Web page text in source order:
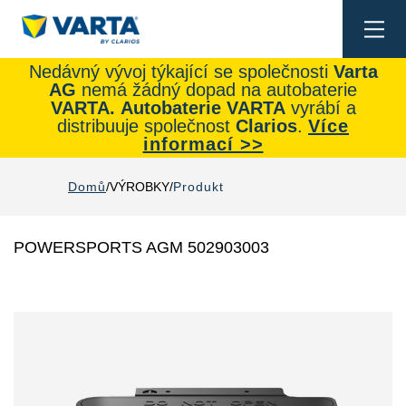
Nedávný vývoj týkající se společnosti Varta
AG nemá žádný dopad na autobaterie
VARTA. Autobaterie VARTAvyrábí a
distribuuje společnost Clarios. Více
informací >>
Domů VÝROBKY Produkt
POWERSPORTS AGM 502903003